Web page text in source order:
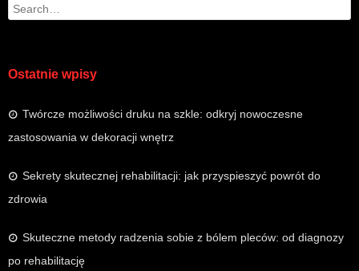
Search
Ostatnie wpisy
Twórcze możliwości druku na szkle: odkryj nowoczesne
zastosowania w dekoracji wnętrz
Sekrety skutecznej rehabilitacji: jak przyspieszyć powrót do
zdrowia
Skuteczne metody radzenia sobie z bólem pleców: od diagnozy
po rehabilitację